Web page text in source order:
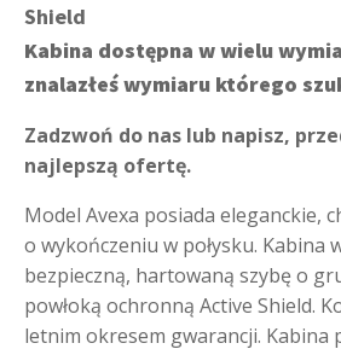
Shield
Kabina dostępna w wielu
znalazłeś wymiaru którego
Zadzwoń do nas lub napisz,
najlepszą ofertę.
Model Avexa posiada eleganckie,
o wykończeniu w połysku. Kabina
bezpieczną, hartowaną szybę o
powłoką ochronną Active Shield.
letnim okresem gwarancji. Kabina